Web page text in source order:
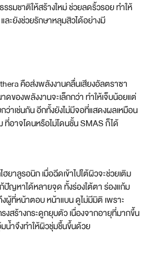
มชาติให้สร้างใหม่ ช่วยลดริ้วรอย ทำให้
ละยังช่วยรักษาหลุมสิวได้อย่างมี
คือส่งพลังงานคลื่นเสียงอัลตราซา
ดของพลังงานจะเล็กกว่า ทำให้เจ็บน้อยแต่
ว่าเช่นกัน อีกทั้งยังไม่มีจอที่แสดงผลเหมือน
ที่อาจโดนหรือไม่โดนชั้น SMAS ก็ได้
ยาลูรอนิก เมื่อฉีดเข้าไปใต้ผิวจะช่วยเติม
ปัญหาได้หลายจุด ทั้งร่องใต้ตา ร่องแก้ม
ผู้ที่หน้าตอบ หน้าแบน ดูไม่มีมิติ เพราะ
งสร้างกระดูกยุบตัว เนื่องจากอายุที่มากขึ้น
น้ำจึงทำให้ผิวชุ่มชื้นขึ้นด้วย